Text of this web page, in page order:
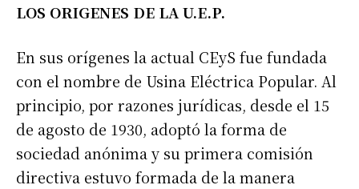
LOS ORIGENES DE LA U.E.P.
En sus orígenes la actual CEyS fue fundada
con el nombre de Usina Eléctrica Popular. Al
principio, por razones jurídicas, desde el 15
de agosto de 1930, adoptó la forma de
sociedad anónima y su primera comisión
directiva estuvo formada de la manera